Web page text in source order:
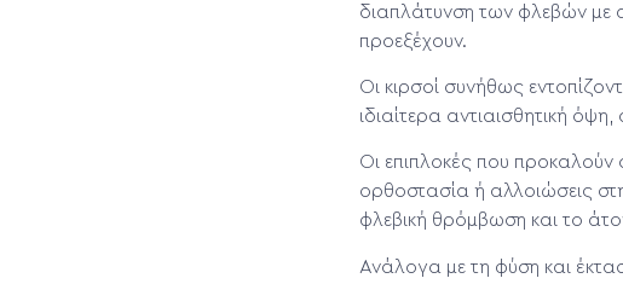
διαπλάτυνση των φλεβών με
προεξέχουν.
Οι κιρσοί συνήθως
ιδιαίτερα αντιαισθητική
Οι επιπλοκές που προκαλούν
ορθοστασία ή αλλοιώσεις
φλεβική θρόμβωση και το
Ανάλογα με τη φύση και